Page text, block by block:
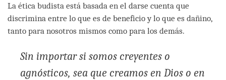
La ética budista está basada en el darse cuenta que
discrimina entre lo que es de beneficio y lo que es dañino,
tanto para nosotros mismos como para los demás.
Sin importar si somos creyentes o
agnósticos, sea que creamos en Dios o en